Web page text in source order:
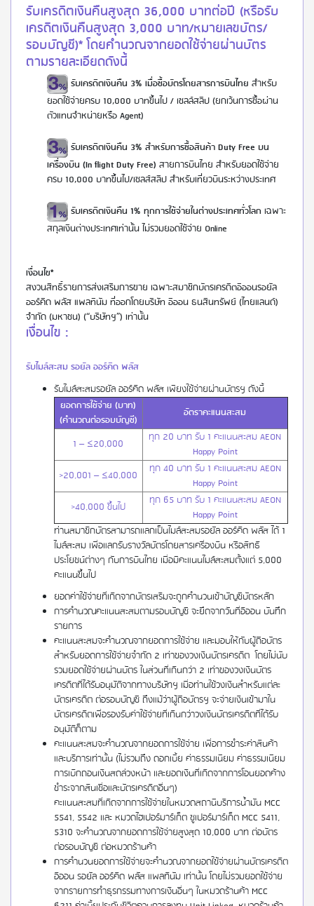
รับเครดิตเงินคืนสูงสุด 36,000 บาทต่อปี (หรือรับ
เครดิตเงินคืนสูงสุด 3,000 บาท/หมายเลขบัตร/
รอบบัญชี)* โดยคำนวณจากยอดใช้จ่ายผ่านบัตร
ตามรายละเอียดดังนี้
รับเครดิตเงินคืน 3% เมื่อซื้อบัตรโดยสารการบินไทย สำหรับ
ยอดใช้จ่ายครบ 10,000 บาทขึ้นไป / เซลล์สลิป (ยกเว้นการซื้อผ่าน
ตัวแทนจำหน่ายหรือ Agent)
รับเครดิตเงินคืน 3% สำหรับการซื้อสินค้า Duty Free บน
เครื่องบิน (In flight Duty Free) สายการบินไทย สำหรับยอดใช้จ่าย
ครบ 10,000 บาทขึ้นไป/เซลส์สลิป สำหรับเที่ยวบินระหว่างประเทศ
รับเครดิตเงินคืน 1% ทุกการใช้จ่ายในต่างประเทศทั่วโลก เฉพาะ
สกุลเงินต่างประเทศเท่านั้น ไม่รวมยอดใช้จ่าย Online
เงื่อนไข*
สงวนสิทธิ์รายการส่งเสริมการขาย เฉพาะสมาชิกบัตรเครดิตอิออนรอยัล
ออร์คิด พลัส แพลทินัม ที่ออกโดยบริษัท อิออน ธนสินทรัพย์ (ไทยแลนด์)
จำกัด (มหาชน) (“บริษัทฯ”) เท่านั้น
เงื่อนไข :
รับไมล์สะสม รอยัล ออร์คิด พลัส
รับไมล์สะสมรอยัล ออร์คิด พลัส เพียงใช้จ่ายผ่านบัตรฯ ดังนี้
ยอดการใช้จ่าย (บาท)
(คำนวณต่อรอบบัญชี)
อัตราคะแนนสะสม
1 – ≤20,000
ทุก 20 บาท รับ 1 คะแนนสะสม AEON
Happy Point
>20,001 – ≤40,000
ทุก 40 บาท รับ 1 คะแนนสะสม AEON
Happy Point
>40,000 ขึ้นไป
ทุก 65 บาท รับ 1 คะแนนสะสม AEON
Happy Point
ท่านสมาชิกบัตรสามารถแลกเป็นไมล์สะสมรอยัล ออร์คิด พลัส ได้ 1
ไมล์สะสม เพื่อแลกรับรางวัลบัตรโดยสารเครื่องบิน หรือสิทธิ
ประโยชน์ต่างๆ กับการบินไทย เมื่อมีคะแนนไมล์สะสมตั้งแต่ 5,000
คะแนนขึ้นไป
ยอดค่าใช้จ่ายที่เกิดจากบัตรเสริมจะถูกคำนวนเข้าบัญชีบัตรหลัก
การคำนวณคะแนนสะสมตามรอบบัญชี จะยึดจากวันที่อิออน บันทึก
รายการ
คะแนนสะสมจะคำนวณจากยอดการใช้จ่าย และมอบให้กับผู้ถือบัตร
สำหรับยอดการใช้จ่ายจำกัด 2 เท่าของวงเงินบัตรเครดิต โดยไม่นับ
รวมยอดใช้จ่ายผ่านบัตร ในส่วนที่เกินกว่า 2 เท่าของวงเงินบัตร
เครดิตที่ได้รับอนุมัติจากทางบริษัทฯ เมื่อท่านใช้วงเงินสำหรับแต่ละ
บัตรเครดิต ต่อรอบบัญชี ถึงแม้ว่าผู้ถือบัตรฯ จะจ่ายเงินเข้ามาใน
บัตรเครดิตเพื่อรองรับค่าใช้จ่ายที่เกินกว่าวงเงินบัตรเครดิตที่ได้รับ
อนุมัติก็ตาม
คะแนนสะสมจะคำนวณจากยอดการใช้จ่าย เพื่อการชำระค่าสินค้า
และบริการเท่านั้น (ไม่รวมถึง ดอกเบี้ย ค่าธรรมเนียม ค่าธรรมเนียม
การเบิกถอนเงินสดล่วงหน้า และยอดเงินที่เกิดจากการโอนยอดค้าง
ชำระจากสินเชื่อและบัตรเครดิตอื่นๆ)
คะแนนสะสมที่เกิดจากการใช้จ่ายในหมวดสถานีบริการน้ำมัน MCC
5541, 5542 และ หมวดไฮเปอร์มาร์เก็ต ซูเปอร์มาร์เก็ต MCC 5411,
5310 จะคำนวณจากยอดการใช้จ่ายสูงสุด 10,000 บาท ต่อบัตร
ต่อรอบบัญชี ต่อหมวดร้านค้า
การคำนวนยอดการใช้จ่ายจะคำนวณจากยอดใช้จ่ายผ่านบัตรเครดิต
อิออน รอยัล ออร์คิด พลัส แพลทินัม เท่านั้น โดยไม่รวมยอดใช้จ่าย
จากรายการทำธุรกรรมทางการเงินอื่นๆ ในหมวดร้านค้า MCC